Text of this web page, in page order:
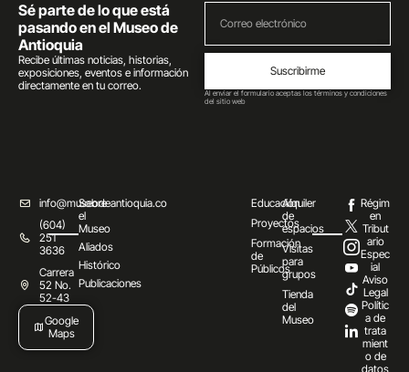
Sé parte de lo que está
pasando en el Museo de
Antioquia
Recibe últimas noticias, historias,
exposiciones, eventos e información
directamente en tu correo.
Suscribirme
Al enviar el formulario aceptas los términos y condiciones
del sitio web
info@museodeantioquia.co
(604)
251
3636
Carrera
52 No.
52-43
Google
Maps
Sobre
el
Museo
Aliados
Histórico
Publicaciones
Educación
Proyectos
Formación
de
Públicos
Alquiler
de
espacios
Visitas
para
grupos
Tienda
del
Museo
Régim
en
Tribut
ario
Espec
ial
Aviso
Legal
Polític
a de
trata
mient
o de
datos